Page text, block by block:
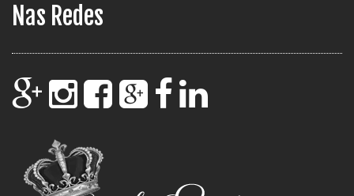
Nas Redes